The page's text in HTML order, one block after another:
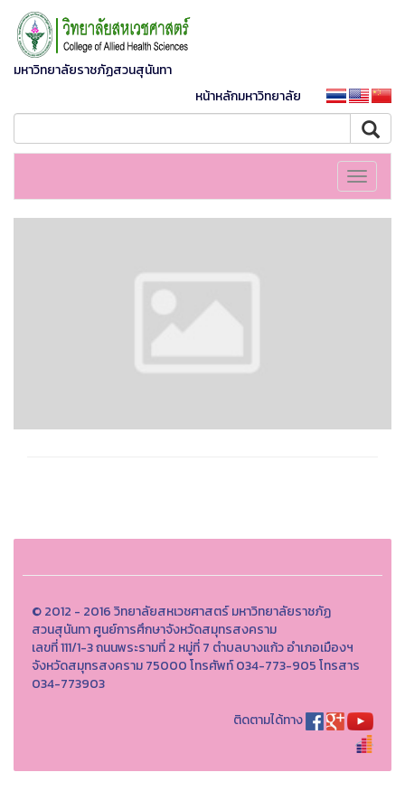
มหาวิทยาลัยราชภัฏสวนสุนันทา
หน้าหลักมหาวิทยาลัย
Toggle
© 2012 - 2016 วิทยาลัยสหเวชศาสตร์ มหาวิทยาลัยราชภัฏ
สวนสุนันทา ศูนย์การศึกษาจังหวัดสมุทรสงคราม
เลขที่ 111/1-3 ถนนพระรามที่ 2 หมู่ที่ 7 ตำบลบางแก้ว อำเภอเมืองฯ
จังหวัดสมุทรสงคราม 75000 โทรศัพท์ 034-773-905 โทรสาร
034-773903
ติดตามได้ทาง